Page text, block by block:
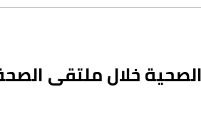
خلال ملتقى